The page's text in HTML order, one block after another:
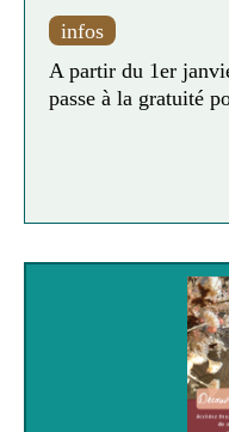
infos
A partir du 1er
passe à la gratuité